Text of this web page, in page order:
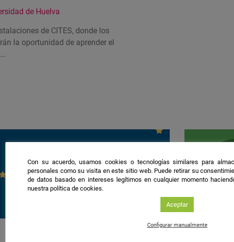
de Huelva
de CITES, donde los
la oportunidad de aprender el
Consulta las actividades
previas de Huelva
más
Con su acuerdo, usamos cookies o tecnologías similares para
personales como su visita en este sitio web. Puede retirar su
de datos basado en intereses legítimos en cualquier momento
nuestra política de cookies.
Aceptar
Configurar manualmente